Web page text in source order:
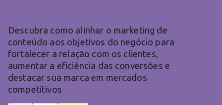
Descubra como alinhar o marketing de
conteúdo aos objetivos do negócio para
fortalecer a relação com os clientes,
aumentar a eficiência das conversões e
destacar sua marca em mercados
competitivos